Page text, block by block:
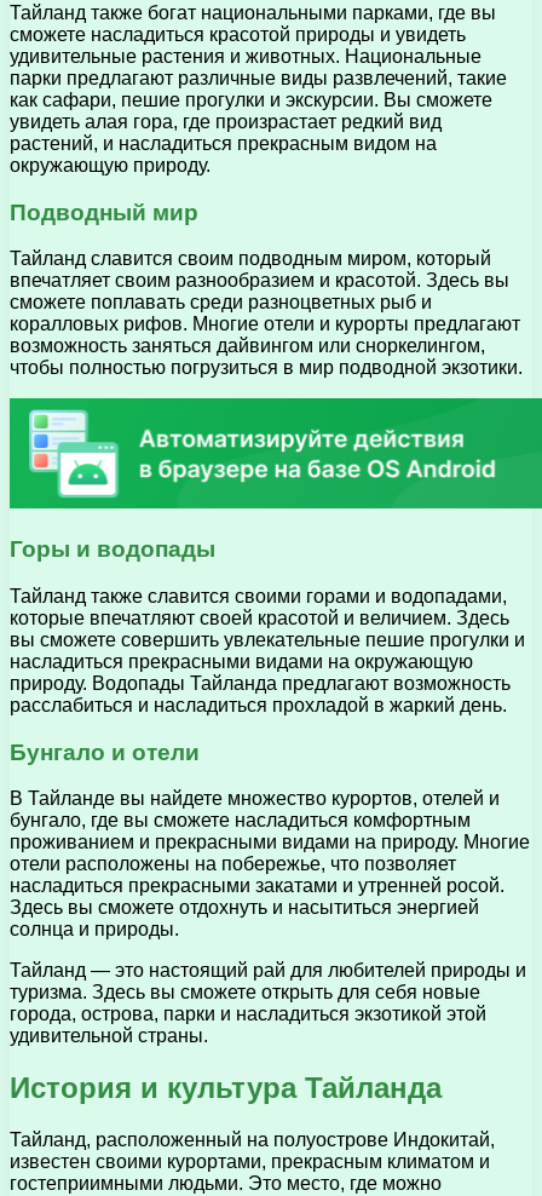
Тайланд также богат национальными парками, где вы
сможете насладиться красотой природы и увидеть
удивительные растения и животных. Национальные
парки предлагают различные виды развлечений, такие
как сафари, пешие прогулки и экскурсии. Вы сможете
увидеть алая гора, где произрастает редкий вид
растений, и насладиться прекрасным видом на
окружающую природу.
Подводный мир
Тайланд славится своим подводным миром, который
впечатляет своим разнообразием и красотой. Здесь вы
сможете поплавать среди разноцветных рыб и
коралловых рифов. Многие отели и курорты предлагают
возможность заняться дайвингом или сноркелингом,
чтобы полностью погрузиться в мир подводной экзотики.
Горы и водопады
Тайланд также славится своими горами и водопадами,
которые впечатляют своей красотой и величием. Здесь
вы сможете совершить увлекательные пешие прогулки и
насладиться прекрасными видами на окружающую
природу. Водопады Тайланда предлагают возможность
расслабиться и насладиться прохладой в жаркий день.
Бунгало и отели
В Тайланде вы найдете множество курортов, отелей и
бунгало, где вы сможете насладиться комфортным
проживанием и прекрасными видами на природу. Многие
отели расположены на побережье, что позволяет
насладиться прекрасными закатами и утренней росой.
Здесь вы сможете отдохнуть и насытиться энергией
солнца и природы.
Тайланд — это настоящий рай для любителей природы и
туризма. Здесь вы сможете открыть для себя новые
города, острова, парки и насладиться экзотикой этой
удивительной страны.
История и культура Тайланда
Тайланд, расположенный на полуострове Индокитай,
известен своими курортами, прекрасным климатом и
гостеприимными людьми. Это место, где можно